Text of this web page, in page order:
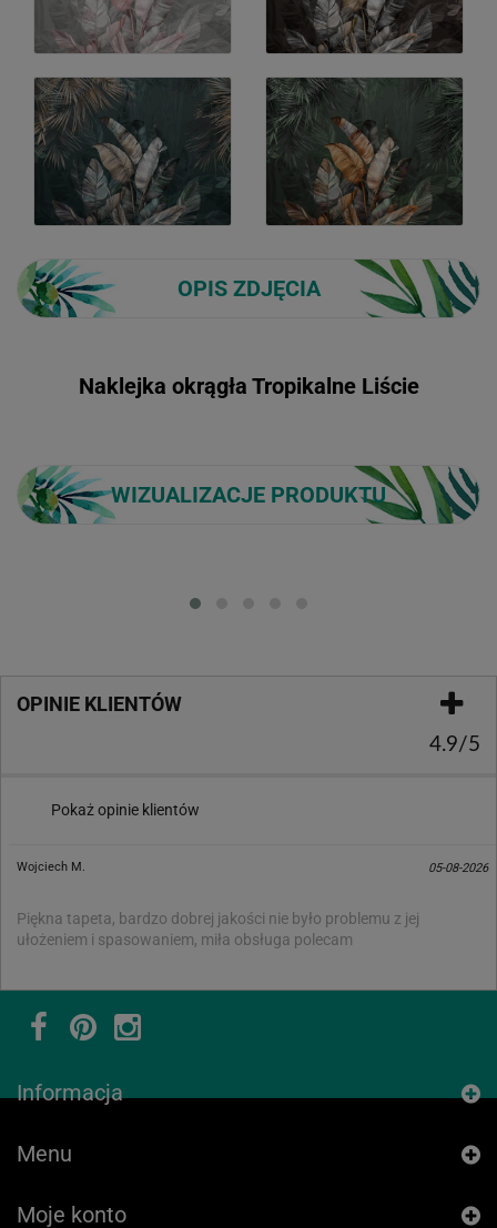
OPIS ZDJĘCIA
Naklejka okrągła Tropikalne Liście
WIZUALIZACJE PRODUKTU
OPINIE KLIENTÓW
4.9/5
Pokaż opinie klientów
Wojciech M. 05-08-2026
Piękna tapeta, bardzo dobrej jakości nie było problemu z jej
ułożeniem i spasowaniem, miła obsługa polecam
Informacja
Menu
Moje konto